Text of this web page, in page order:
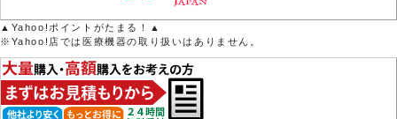
▲Yahoo!ポイントがたまる！▲
※Yahoo!店では医療機器の取り扱いはありません。